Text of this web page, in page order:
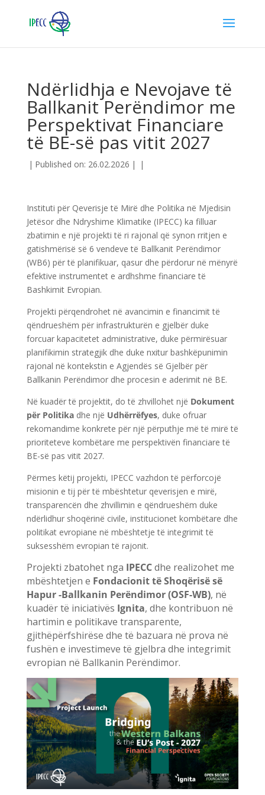
Ndërlidhja e Nevojave të
Ballkanit Perëndimor me
Perspektivat Financiare
të BE-së pas vitit 2027
| Published on: 26.02.2026 | |
Instituti për Qeverisje të Mirë dhe Politika në Mjedisin
Jetësor dhe Ndryshime Klimatike (IPECC) ka filluar
zbatimin e një projekti të ri rajonal që synon rritjen e
gatishmërisë së 6 vendeve të Ballkanit Perëndimor
(WB6) për të planifikuar, qasur dhe përdorur në mënyrë
efektive instrumentet e ardhshme financiare të
Bashkimit Evropian.
Projekti përqendrohet në avancimin e financimit të
qëndrueshëm për infrastrukturën e gjelbër duke
forcuar kapacitetet administrative, duke përmirësuar
planifikimin strategjik dhe duke nxitur bashkëpunimin
rajonal në kontekstin e Agjendës së Gjelbër për
Ballkanin Perëndimor dhe procesin e aderimit në BE.
Në kuadër të projektit, do të zhvillohet një Dokument
për Politikadhe një Udhërrëfyes, duke ofruar
rekomandime konkrete për një përputhje më të mirë të
prioriteteve kombëtare me perspektivën financiare të
BE-së pas vitit 2027.
Përmes këtij projekti, IPECC vazhdon të përforcojë
misionin e tij për të mbështetur qeverisjen e mirë,
transparencën dhe zhvillimin e qëndrueshëm duke
ndërlidhur shoqërinë civile, institucionet kombëtare dhe
politikat evropiane në mbështetje të integrimit të
suksesshëm evropian të rajonit.
Projekti zbatohet nga IPECCdhe realizohet me
mbështetjen e Fondacionit të Shoqërisë së
Hapur -Ballkanin Perëndimor (OSF-WB), në
kuadër të iniciativës Ignita, dhe kontribuon në
hartimin e politikave transparente,
gjithëpërfshirëse dhe të bazuara në prova në
fushën e investimeve të gjelbra dhe integrimit
evropian në Ballkanin Perëndimor.